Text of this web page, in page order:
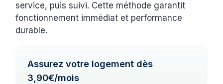
service, puis suivi. Cette méthode garantit
fonctionnement immédiat et performance
durable.
Assurez votre logement dès
3,90€/mois